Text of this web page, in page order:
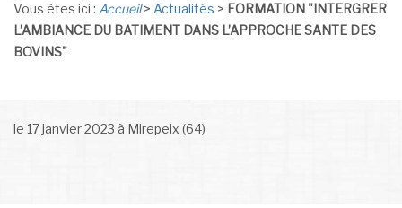
Vous ètes ici : Accueil> Actualités > FORMATION "INTERGRER
L’AMBIANCE DU BATIMENT DANS L’APPROCHE SANTE DES
BOVINS"
le 17 janvier 2023 à Mirepeix (64)